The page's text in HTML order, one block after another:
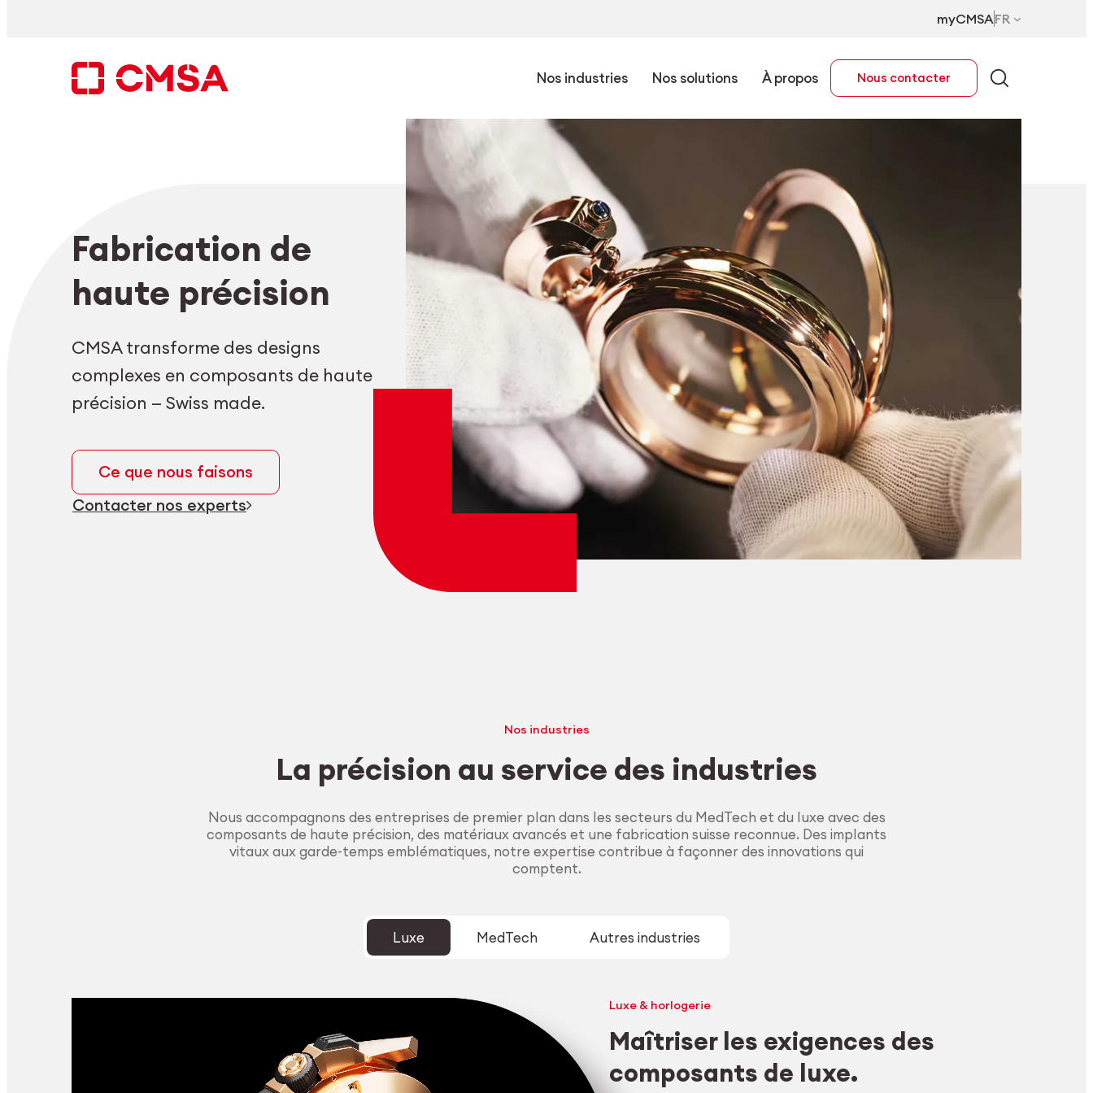
myCMSAFR
FR
Nos industries Nos solutions À propos Nous contacter
myCMSA
Fabrication de
haute précision
CMSA transforme des designs
complexes en composants de haute
précision — Swiss made.
Ce que nous faisons
Contacter nos experts
Nos industries
La précision au service des industries
Nous accompagnons des entreprises de premier plan dans les secteurs du MedTech et du luxe avec des
composants de haute précision, des matériaux avancés et une fabrication suisse reconnue. Des implants
vitaux aux garde-temps emblématiques, notre expertise contribue à façonner des innovations qui
comptent.
Luxe MedTech Autres industries
Luxe & horlogerie
Maîtriser les exigences des
composants de luxe.